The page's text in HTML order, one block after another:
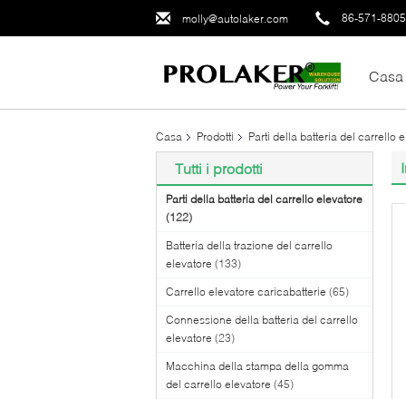
molly@autolaker.com 86-571-
Casa
Casa Prodotti Parti della batteria del carrello
Tutti i prodotti
Parti della batteria del carrello elevatore
(122)
Batteria della trazione del carrello
elevatore (133)
Carrello elevatore caricabatterie (65)
Connessione della batteria del carrello
elevatore (23)
Macchina della stampa della gomma
del carrello elevatore (45)